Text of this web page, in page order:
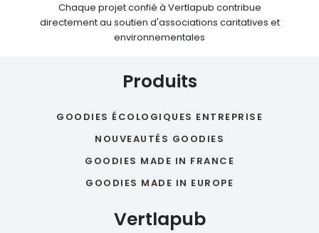
Chaque projet confié à Vertlapub contribue
directement au soutien d'associations caritatives et
environnementales
Produits
GOODIES ÉCOLOGIQUES ENTREPRISE
NOUVEAUTÉS GOODIES
GOODIES MADE IN FRANCE
GOODIES MADE IN EUROPE
Vertlapub